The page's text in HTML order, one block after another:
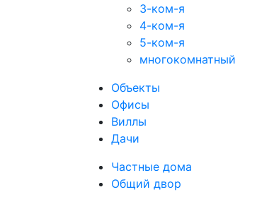
3-ком-я
4-ком-я
5-ком-я
многокомнатный
Объекты
Офисы
Виллы
Дачи
Частные дома
Общий двор